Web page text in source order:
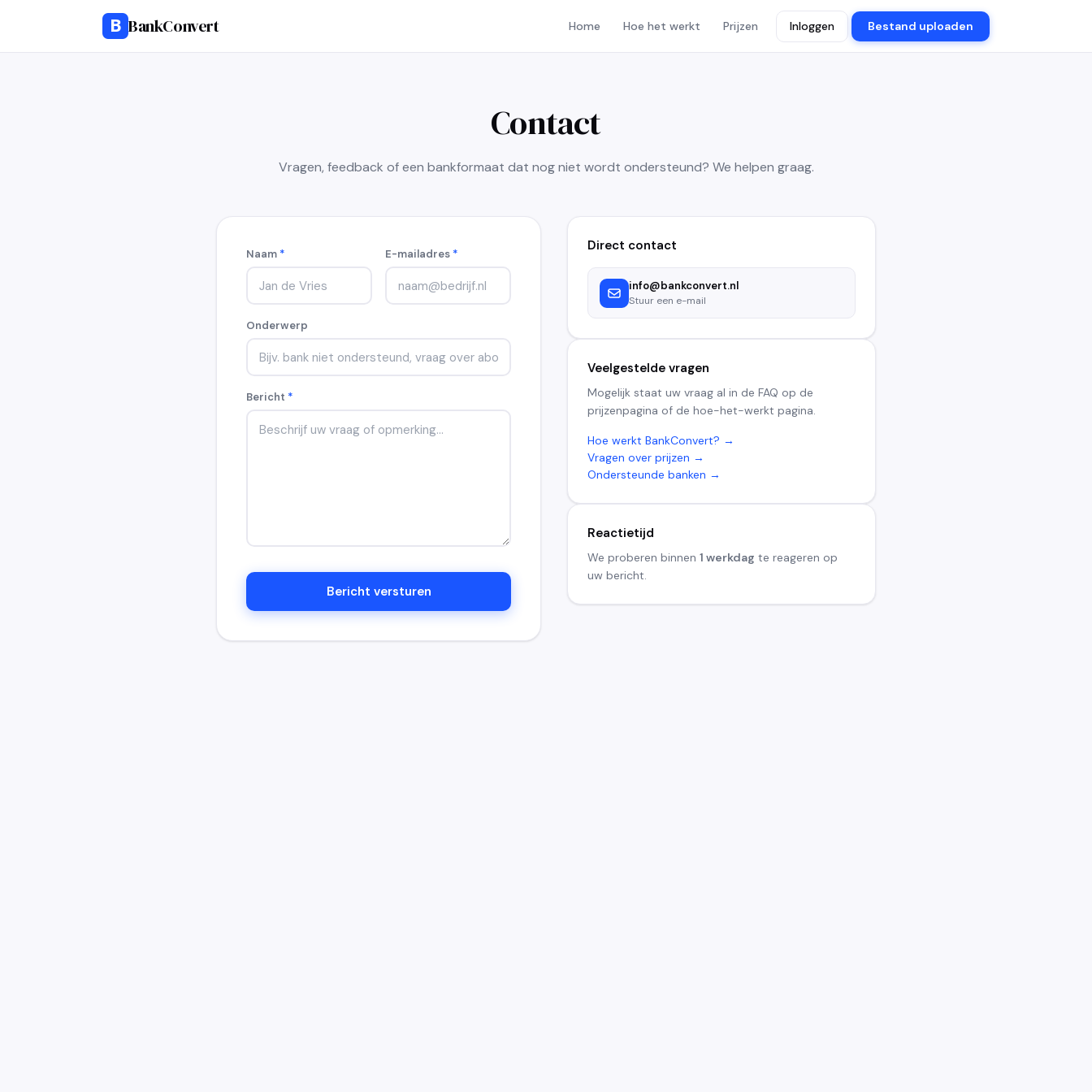
B BankConvert Home Hoe het werkt Prijzen Inloggen Bestand uploaden
Contact
Vragen, feedback of een bankformaat dat nog niet wordt ondersteund? We helpen graag.
Naam * E-mailadres *
Onderwerp
Bericht *
Bericht versturen
Direct contact
info@bankconvert.nl
Stuur een e-mail
Veelgestelde vragen
Mogelijk staat uw vraag al in de FAQ op de
prijzenpagina of de hoe-het-werkt pagina.
Hoe werkt BankConvert? →
Vragen over prijzen →
Ondersteunde banken →
Reactietijd
We proberen binnen 1 werkdag te reageren op
uw bericht.